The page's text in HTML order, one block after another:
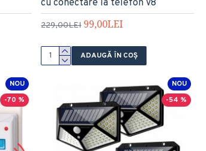
cu conectare la telefon V8
229,00LEI 99,00LEI
ADAUGĂ ÎN COŞ
NOU
-70 %
NOU
-54 %